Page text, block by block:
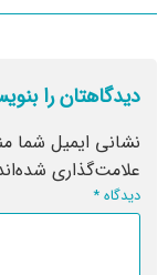
دیدگاهتان را
نشانی ایمیل شما
علامت‌گذاری
دیدگاه*